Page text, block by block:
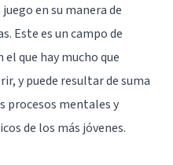
en su manera de
Este es un campo de
que hay mucho que
y puede resultar de suma
procesos mentales y
de los más jóvenes.